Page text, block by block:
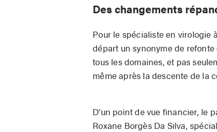
Des changements
Pour le spécialiste en virologie
départ un synonyme de
tous les domaines, et pas
même après la descente de la
D’un point de vue financier, le
Roxane Borgès Da Silva,